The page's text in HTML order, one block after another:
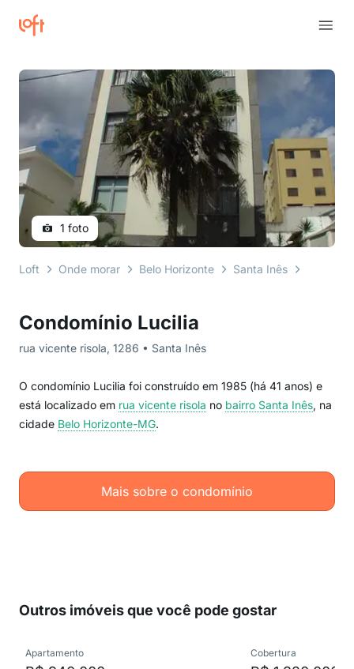
Condomínio Lucilia
rua vicente risola, 1286 • Santa Inês
O condomínio Lucilia foi construído em 1985 (há 41 anos) e
está localizado em rua vicente risola no bairro Santa Inês, na
cidade Belo Horizonte-MG.
Mais sobre o condomínio
1 foto
Loft Onde morar Belo Horizonte Santa Inês
Outros imóveis que você pode gostar
Apartamento Cobertura